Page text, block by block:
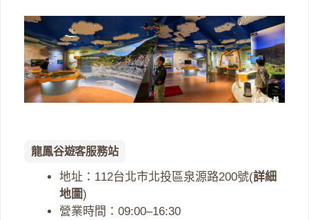
龍鳳谷遊客服務站
地址：112台北市北投區泉源路200號(詳細
地圖)
營業時間：09:00–16:30